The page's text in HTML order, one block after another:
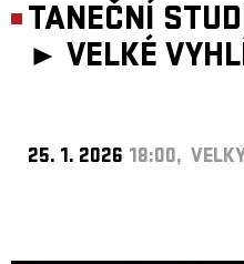
TANEČNÍ
► VELKÉ
25. 1. 2026 18:00,